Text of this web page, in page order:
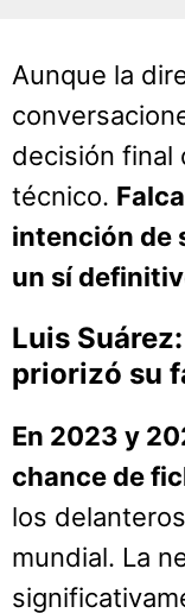
Aunque la
decisión final
técnico.
intención de
un sí
Luis
priorizó su
En 2023 y
chance de
los
mundial. La